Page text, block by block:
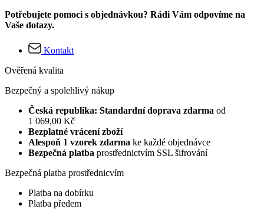
Potřebujete pomoci s objednávkou? Rádi Vám odpovíme na
Vaše dotazy.
Kontakt
Ověřená kvalita
Bezpečný a spolehlivý nákup
Česká republika: Standardní doprava zdarma od
1 069,00 Kč
Bezplatné vrácení zboží
Alespoň 1 vzorek zdarma ke každé objednávce
Bezpečná platba prostřednictvím SSL šifrování
Bezpečná platba prostřednicvím
Platba na dobírku
Platba předem